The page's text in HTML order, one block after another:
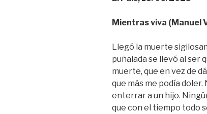
Mientras viva (Manuel
Llegó la muerte
puñalada se llevó al ser
muerte, que en vez de
que más me podía
enterrar a un hijo.
que con el tiempo todo